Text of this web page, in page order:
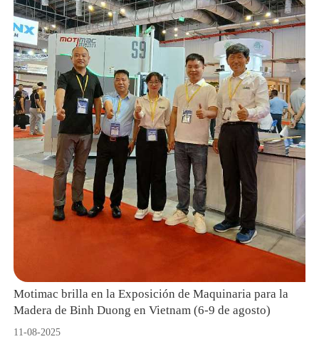
Motimac brilla en la Exposición de Maquinaria para la
Madera de Binh Duong en Vietnam (6-9 de agosto)
11-08-2025